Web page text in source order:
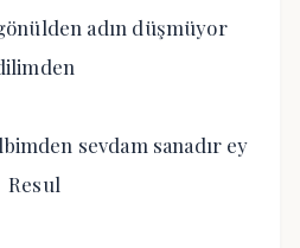
adın düşmüyor
sevdam sanadır ey
Resul